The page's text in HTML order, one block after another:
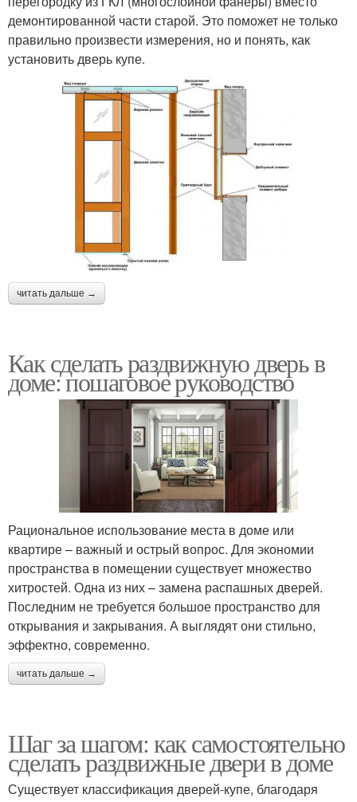
демонтированной части старой. Это поможет не только
правильно произвести измерения, но и понять, как
установить дверь купе.
читать дальше →
Как сделать раздвижную дверь в
доме: пошаговое руководство
Рациональное использование места в доме или
квартире – важный и острый вопрос. Для экономии
пространства в помещении существует множество
хитростей. Одна из них – замена распашных дверей.
Последним не требуется большое пространство для
открывания и закрывания. А выглядят они стильно,
эффектно, современно.
читать дальше →
Шаг за шагом: как самостоятельно
сделать раздвижные двери в доме
Существует классификация дверей-купе, благодаря